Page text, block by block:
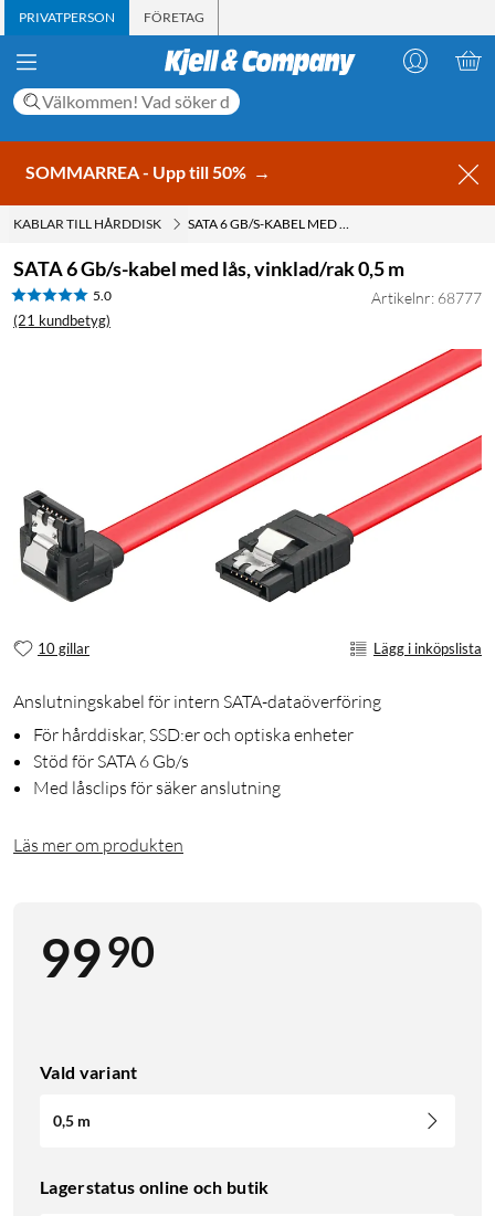
PRIVATPERSON FÖRETAG
SOMMARREA - Upp till 50% →
KABLAR TILL HÅRDDISK SATA 6 GB/S-KABEL MED LÅS, VINKLAD/RAK 0,5 M
SATA 6 Gb/s-kabel med lås, vinklad/rak 0,5 m
5.0
(21 kundbetyg)
Artikelnr: 68777
10 gillar Lägg i inköpslista
Anslutningskabel för intern SATA-dataöverföring
För hårddiskar, SSD:er och optiska enheter
Stöd för SATA 6 Gb/s
Med låsclips för säker anslutning
Läs mer om produkten
9990
Vald variant
0,5 m
Lagerstatus online och butik